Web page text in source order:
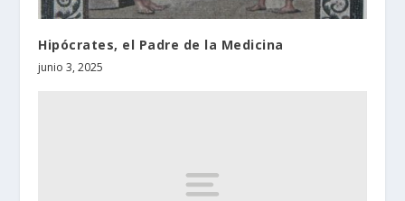
Hipócrates, el Padre de la Medicina
junio 3, 2025